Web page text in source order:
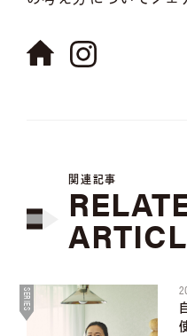
関連記事
SERIES